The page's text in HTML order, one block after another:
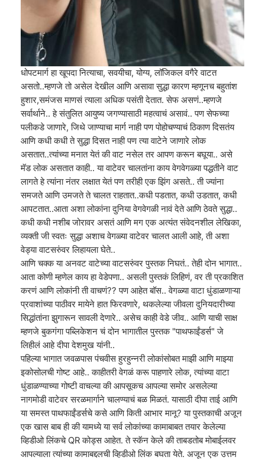
धोपटमार्ग हा खूपदा नित्याचा, सवयीचा, योग्य, लॉजिकल वगैरे वाटत
असतो..म्हणजे तो असेल देखील आणि असावा सुद्धा कारण म्हणूनच बहुतांश
हुशार,समंजस माणसं त्याला अधिक पसंती देतात. सेफ असणं..म्हणजे
सर्वार्थाने.. हे संतुलित आयुष्य जगण्यासाठी महत्वाचं असावं.. पण सेफच्या
पलीकडे जाणारे, जिथे जाण्याचा मार्ग नाही पण पोहोचण्याचं ठिकाण दिसतंय
आणि कधी कधी ते सुद्धा दिसत नाही पण त्या वाटेने जाणारे लोक
असतात..त्यांच्या मनात येतं की वाट नसेल तर आपण करून बघूया.. असे
मॅड लोक असतात काही.. या वाटेवर चालतांना काय वेगवेगळ्या पद्धतीने वाट
लागते हे त्यांना नंतर लक्षात येतं पण तरीही एक झिंग असते.. ती ज्यांना
समजते आणि उमजते ते चालत राहतात..कधी पडतात, कधी उडतात, कधी
आपटतात..आता अशा लोकांना दुनिया वेगवेगळी नावं देते आणि ठेवते सुद्धा..
कधी कधी नशीब जोरावर असतं आणि मग एक अत्यंत संवेदनशील लेखिका,
व्यक्ती जी स्वतः सुद्धा अशाच वेगळ्या वाटेवर चालत आली आहे, ती अशा
वेड्या वाटसरुंवर लिहायला घेते..
आणि चक्क या अनवट वाटेच्या वाटसरुंवर पुस्तक निघतं.. तेही दोन भागात..
आता कोणी म्हणेल काय हा वेडेपणा.. असली पुस्तकं लिहिणं, वर ती प्रकाशित
करणं आणि लोकांनी ती वाचणं?? पण आहेत बॉस.. वेगळ्या वाटा धुंडाळणाऱ्या
प्रवाशांच्या पाठीवर मायेने हात फिरवणारे, थकलेल्या जीवला दुनियदारीच्या
सिद्धांतांना झुगारून सावली देणारे.. असेच काही वेडे जीव.. आणि याची साक्ष
म्हणजे बुकगंगा पब्लिकेशन चं दोन भागातील पुस्तक "पाथफाईंडर्स" जे
लिहीलं आहे दीपा देशमुख यांनी..
पहिल्या भागात जवळपास पंचवीस हुरहुन्नरी लोकांसोबत माझी आणि माझ्या
इकोसोलची गोष्ट आहे.. काहीतरी वेगळं करू पाहणारे लोक, त्यांच्या वाटा
धुंडाळण्याच्या गोष्टी वाचल्या की आपसूकच आपल्या समोर असलेल्या
नागमोडी वाटेवर सरळमार्गाने चालण्याचं बळ मिळतं. यासाठी दीपा ताई आणि
या समस्त पाथफाईंडर्सचे कसे आणि किती आभार मानू? या पुस्तकाची अजून
एक खास बाब ही की यामध्ये या सर्व लोकांच्या कामाबाबत तयार केलेल्या
व्हिडीओ लिंकचे QR कोड्स आहेत. ते स्कॅन केले की ताबडतोब मोबाईलवर
आपल्याला त्यांच्या कामाबद्दलची व्हिडीओ लिंक बघता येते. अजून एक उत्तम